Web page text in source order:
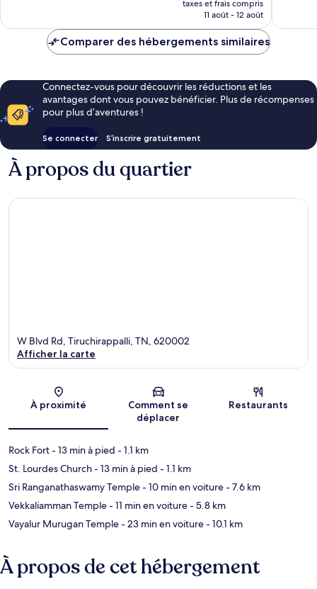
prix
de
taxes et frais compris
11 août - 12 août
Comparer des hébergements similaires
Connectez-vous pour découvrir les réductions et les
avantages dont vous pouvez bénéficier. Plus de récompenses
pour plus d’aventures !
Se connecter S’inscrire gratuitement
À propos du quartier
Carte
W Blvd Rd, Tiruchirappalli, TN, 620002
Afficher la carte
À proximité
Comment se
déplacer
Restaurants
Rock Fort- 13 min à pied - 1.1 km
St. Lourdes Church- 13 min à pied - 1.1 km
Sri Ranganathaswamy Temple- 10 min en voiture- 7.6 km
Vekkaliamman Temple- 11 min en voiture- 5.8 km
Vayalur Murugan Temple- 23 min en voiture- 10.1 km
À propos de cet hébergement